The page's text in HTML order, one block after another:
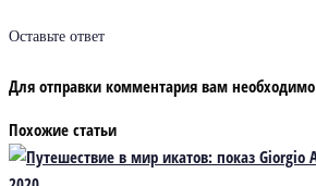
Оставьте ответ
Для отправки комментария вам необходимо
Похожие статьи